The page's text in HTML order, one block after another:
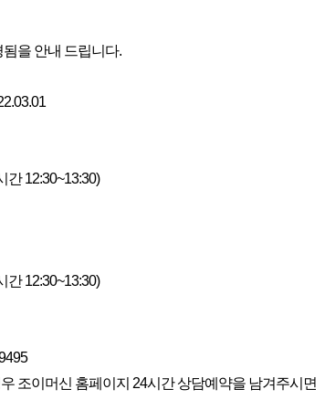
을 안내 드립니다.
간 12:30~13:30)
간 12:30~13:30)
조이머신 홈페이지 24시간 상담예약을 남겨주시면